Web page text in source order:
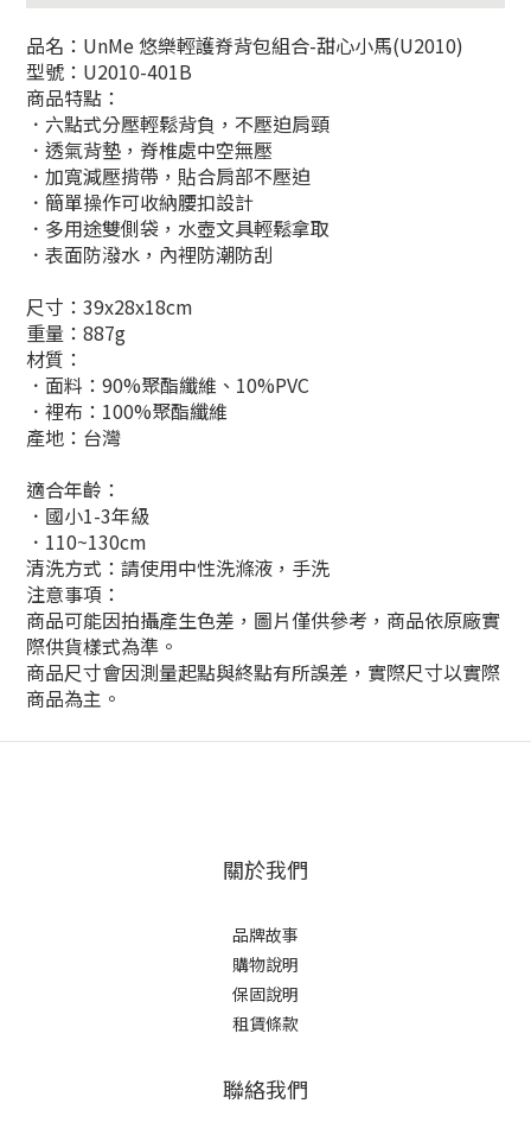
品名：UnMe 悠樂輕護脊背包組合-甜心小馬(U2010)
型號：U2010-401B
商品特點：
．六點式分壓輕鬆背負，不壓迫肩頸
．透氣背墊，脊椎處中空無壓
．加寬減壓揹帶，貼合肩部不壓迫
．簡單操作可收納腰扣設計
．多用途雙側袋，水壺文具輕鬆拿取
．表面防潑水，內裡防潮防刮
尺寸：39x28x18cm
重量：887g
材質：
．面料：90%聚酯纖維、10%PVC
．裡布：100%聚酯纖維
產地：台灣
適合年齡：
．國小1-3年級
．110~130cm
清洗方式：請使用中性洗滌液，手洗
注意事項：
商品可能因拍攝產生色差，圖片僅供參考，商品依原廠實
際供貨樣式為準。
商品尺寸會因測量起點與終點有所誤差，實際尺寸以實際
商品為主。
關於我們
品牌故事
購物說明
保固說明
租賃條款
聯絡我們